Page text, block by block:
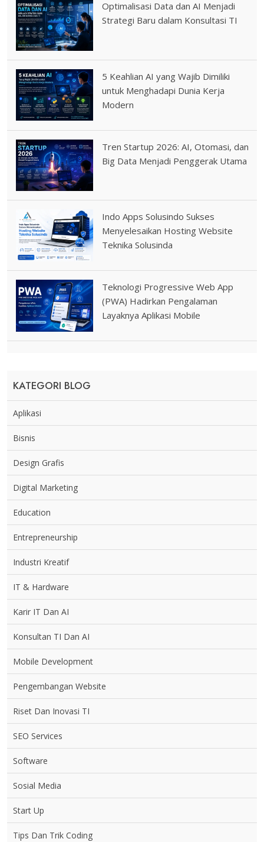
Optimalisasi Data dan AI Menjadi
Strategi Baru dalam Konsultasi TI
5 Keahlian AI yang Wajib Dimiliki
untuk Menghadapi Dunia Kerja
Modern
Tren Startup 2026: AI, Otomasi, dan
Big Data Menjadi Penggerak Utama
Indo Apps Solusindo Sukses
Menyelesaikan Hosting Website
Teknika Solusinda
Teknologi Progressive Web App
(PWA) Hadirkan Pengalaman
Layaknya Aplikasi Mobile
KATEGORI BLOG
Aplikasi
Bisnis
Design Grafis
Digital Marketing
Education
Entrepreneurship
Industri Kreatif
IT & Hardware
Karir IT Dan AI
Konsultan TI Dan AI
Mobile Development
Pengembangan Website
Riset Dan Inovasi TI
SEO Services
Software
Sosial Media
Start Up
Tips Dan Trik Coding